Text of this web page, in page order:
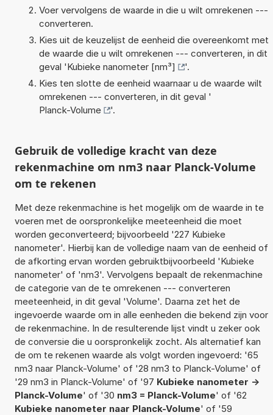
Voer vervolgens de waarde in die u wilt omrekenen ---
converteren.
Kies uit de keuzelijst de eenheid die overeenkomt met
de waarde die u wilt omrekenen --- converteren, in dit
geval 'Kubieke nanometer [nm³]
'.
Kies ten slotte de eenheid waarnaar u de waarde wilt
omrekenen --- converteren, in dit geval '
Planck-Volume
'.
Gebruik de volledige kracht van deze
rekenmachine om nm3 naar Planck-Volume
om te rekenen
Met deze rekenmachine is het mogelijk om de waarde in te
voeren met de oorspronkelijke meeteenheid die moet
worden geconverteerd; bijvoorbeeld '227 Kubieke
nanometer'. Hierbij kan de volledige naam van de eenheid of
de afkorting ervan worden gebruiktbijvoorbeeld 'Kubieke
nanometer' of 'nm3'. Vervolgens bepaalt de rekenmachine
de categorie van de te omrekenen --- converteren
meeteenheid, in dit geval 'Volume'. Daarna zet het de
ingevoerde waarde om in alle eenheden die bekend zijn voor
de rekenmachine. In de resulterende lijst vindt u zeker ook
de conversie die u oorspronkelijk zocht. Als alternatief kan
de om te rekenen waarde als volgt worden ingevoerd: '65
nm3 naar Planck-Volume' of '28 nm3 to Planck-Volume' of
'29 nm3 in Planck-Volume' of '97 Kubieke nanometer ->
Planck-Volume' of '30 nm3 = Planck-Volume' of '62
Kubieke nanometer naar Planck-Volume' of '59